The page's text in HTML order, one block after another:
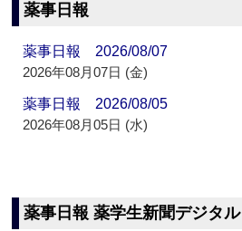
薬事日報
薬事日報 2026/08/07
2026年08月07日 (金)
薬事日報 2026/08/05
2026年08月05日 (水)
薬事日報 薬学生新聞デジタル